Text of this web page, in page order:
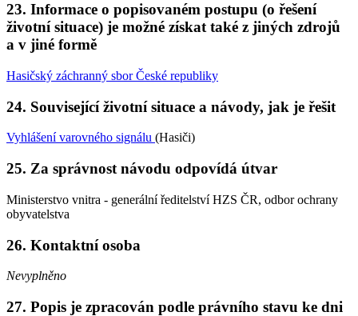
23. Informace o popisovaném postupu (o řešení
životní situace) je možné získat také z jiných zdrojů
a v jiné formě
Hasičský záchranný sbor České republiky
24. Související životní situace a návody, jak je řešit
Vyhlášení varovného signálu (Hasiči)
25. Za správnost návodu odpovídá útvar
Ministerstvo vnitra - generální ředitelství HZS ČR, odbor ochrany
obyvatelstva
26. Kontaktní osoba
Nevyplněno
27. Popis je zpracován podle právního stavu ke dni